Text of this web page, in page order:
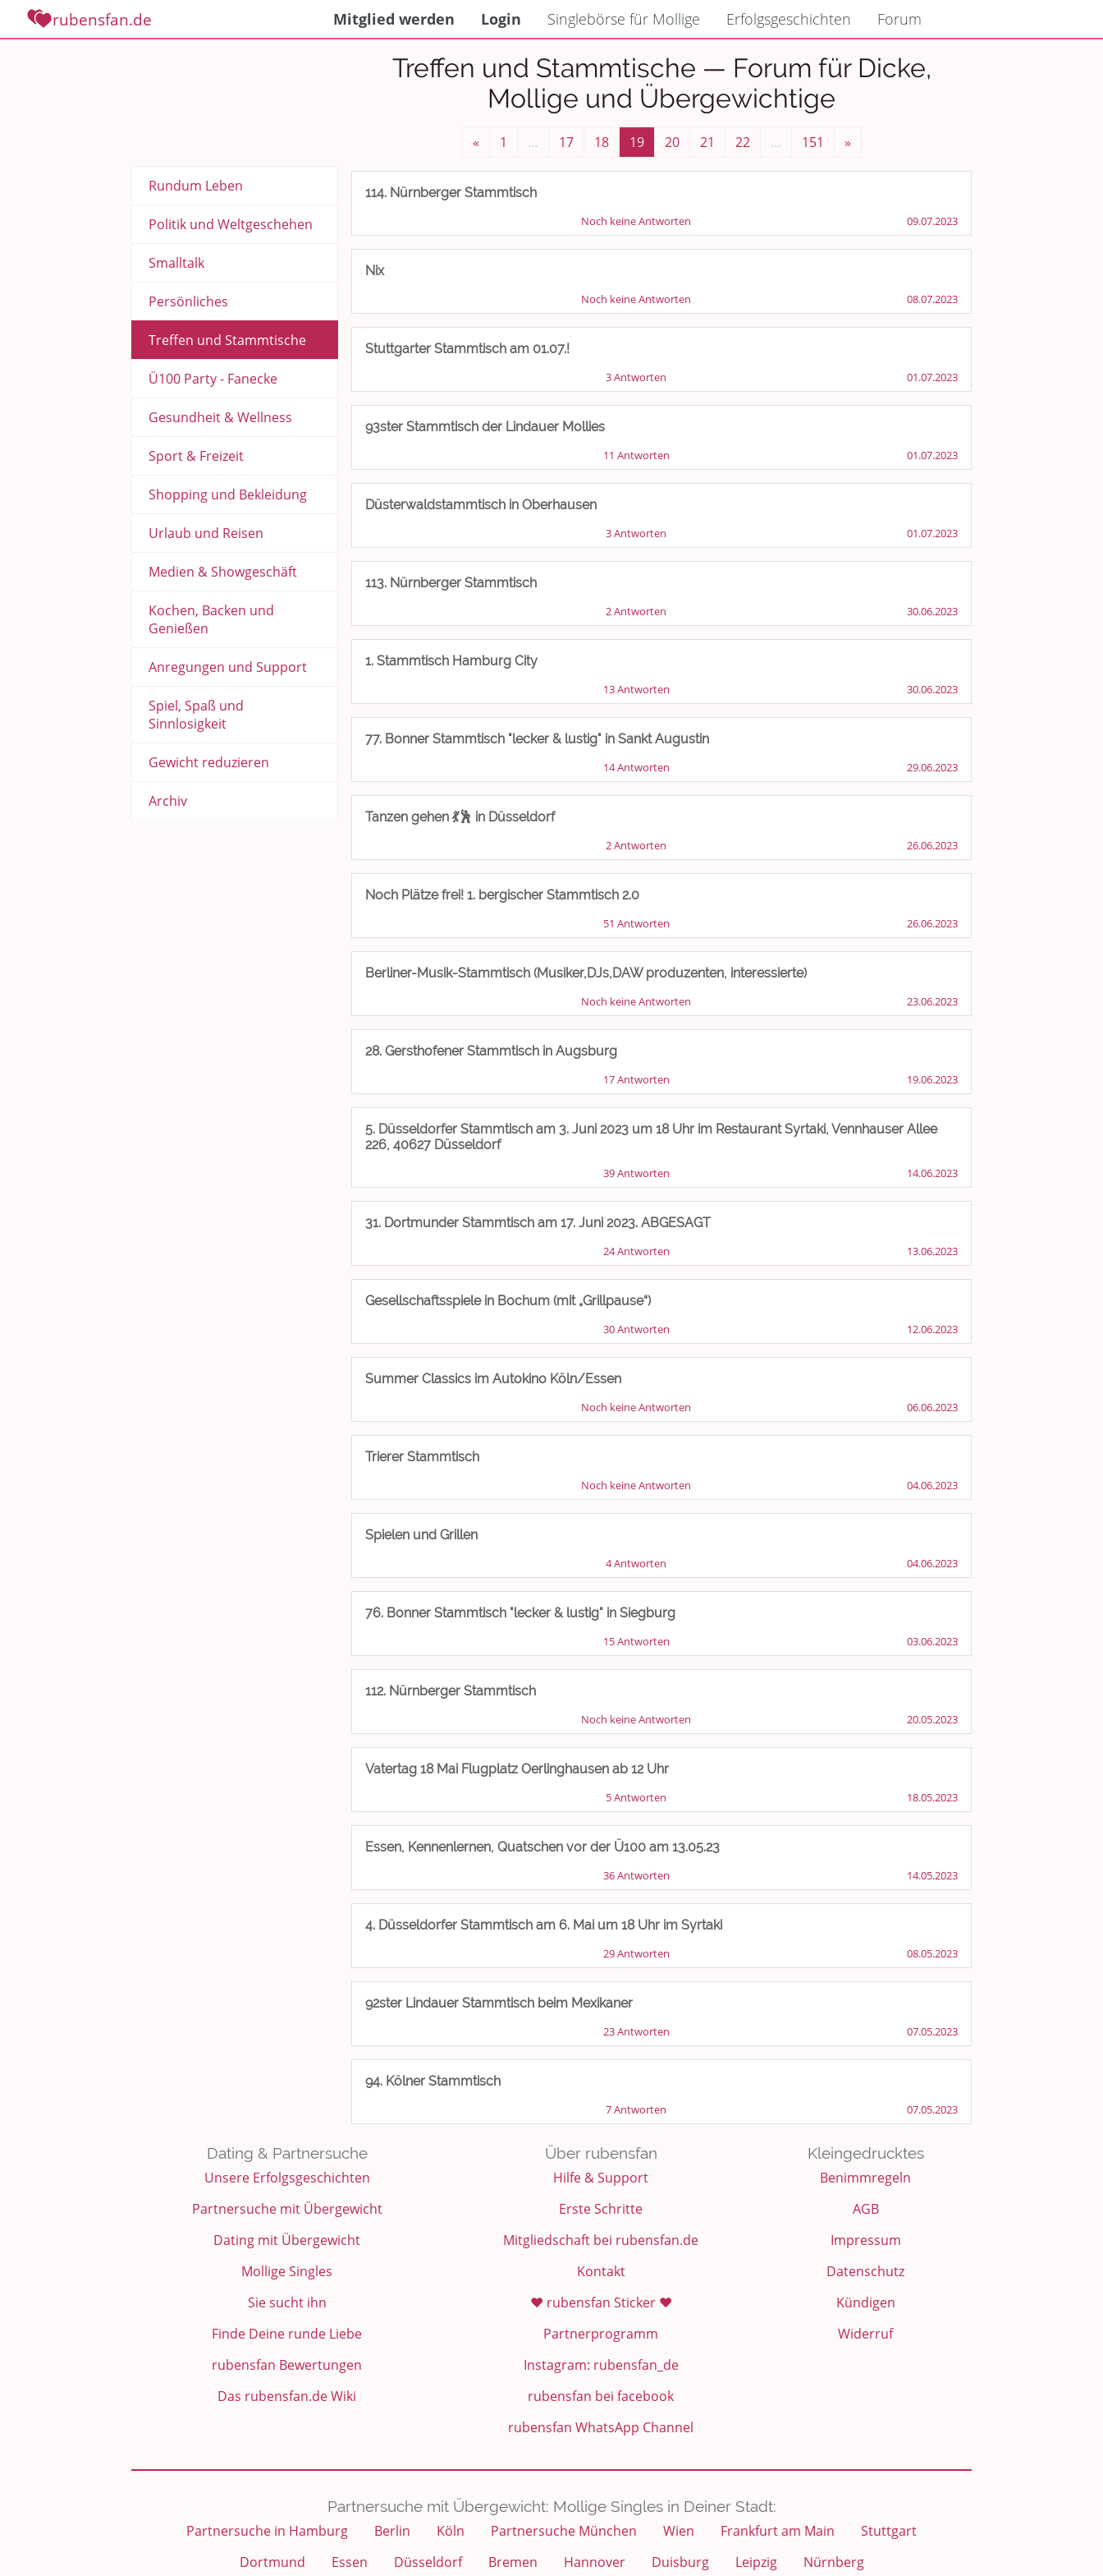
rubensfan.de Mitglied werden Login Singlebörse für Mollige Erfolgsgeschichten Forum
Treffen und Stammtische — Forum für Dicke,
Mollige und Übergewichtige
Rundum Leben
Politik und Weltgeschehen
Smalltalk
Persönliches
Treffen und Stammtische
Ü100 Party - Fanecke
Gesundheit & Wellness
Sport & Freizeit
Shopping und Bekleidung
Urlaub und Reisen
Medien & Showgeschäft
Kochen, Backen und
Genießen
Anregungen und Support
Spiel, Spaß und
Sinnlosigkeit
Gewicht reduzieren
Archiv
« 1 … 17 18 19 20 21 22 … 151 »
114. Nürnberger Stammtisch
Noch keine Antworten 09.07.2023
Nix
Noch keine Antworten 08.07.2023
Stuttgarter Stammtisch am 01.07.!
3 Antworten 01.07.2023
93ster Stammtisch der Lindauer Mollies
11 Antworten 01.07.2023
Düsterwaldstammtisch in Oberhausen
3 Antworten 01.07.2023
113. Nürnberger Stammtisch
2 Antworten 30.06.2023
1. Stammtisch Hamburg City
13 Antworten 30.06.2023
77. Bonner Stammtisch "lecker & lustig" in Sankt Augustin
14 Antworten 29.06.2023
Tanzen gehen 💃🕺 in Düsseldorf
2 Antworten 26.06.2023
Noch Plätze frei! 1. bergischer Stammtisch 2.0
51 Antworten 26.06.2023
Berliner-Musik-Stammtisch (Musiker,DJs,DAW produzenten, interessierte)
Noch keine Antworten 23.06.2023
28. Gersthofener Stammtisch in Augsburg
17 Antworten 19.06.2023
5. Düsseldorfer Stammtisch am 3. Juni 2023 um 18 Uhr im Restaurant Syrtaki, Vennhauser Allee
226, 40627 Düsseldorf
39 Antworten 14.06.2023
31. Dortmunder Stammtisch am 17. Juni 2023. ABGESAGT
24 Antworten 13.06.2023
Gesellschaftsspiele in Bochum (mit „Grillpause“)
30 Antworten 12.06.2023
Summer Classics im Autokino Köln/Essen
Noch keine Antworten 06.06.2023
Trierer Stammtisch
Noch keine Antworten 04.06.2023
Spielen und Grillen
4 Antworten 04.06.2023
76. Bonner Stammtisch "lecker & lustig" in Siegburg
15 Antworten 03.06.2023
112. Nürnberger Stammtisch
Noch keine Antworten 20.05.2023
Vatertag 18 Mai Flugplatz Oerlinghausen ab 12 Uhr
5 Antworten 18.05.2023
Essen, Kennenlernen, Quatschen vor der Ü100 am 13.05.23
36 Antworten 14.05.2023
4. Düsseldorfer Stammtisch am 6. Mai um 18 Uhr im Syrtaki
29 Antworten 08.05.2023
92ster Lindauer Stammtisch beim Mexikaner
23 Antworten 07.05.2023
94. Kölner Stammtisch
7 Antworten 07.05.2023
Dating & Partnersuche
Unsere Erfolgsgeschichten
Partnersuche mit Übergewicht
Dating mit Übergewicht
Mollige Singles
Sie sucht ihn
Finde Deine runde Liebe
rubensfan Bewertungen
Das rubensfan.de Wiki
Über rubensfan
Hilfe & Support
Erste Schritte
Mitgliedschaft bei rubensfan.de
Kontakt
❤️ rubensfan Sticker ❤️
Partnerprogramm
Instagram: rubensfan_de
rubensfan bei facebook
rubensfan WhatsApp Channel
Kleingedrucktes
Benimmregeln
AGB
Impressum
Datenschutz
Kündigen
Widerruf
Partnersuche mit Übergewicht: Mollige Singles in Deiner Stadt:
Partnersuche in Hamburg
Berlin Köln Partnersuche München Wien Frankfurt am Main
Stuttgart
Dortmund
Essen Düsseldorf Bremen Hannover Duisburg Leipzig Nürnberg